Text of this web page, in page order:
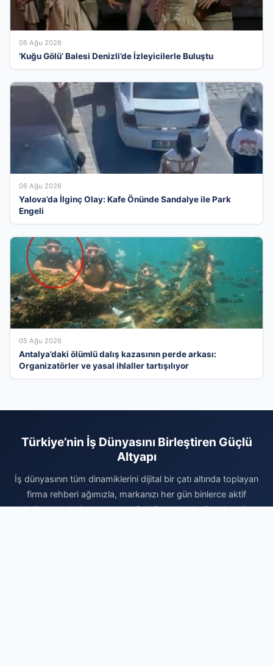
06 Ağu 2026
‘Kuğu Gölü’ Balesi Denizli’de İzleyicilerle Buluştu
06 Ağu 2026
Yalova’da İlginç Olay: Kafe Önünde Sandalye ile Park
Engeli
05 Ağu 2026
Antalya’daki ölümlü dalış kazasının perde arkası:
Organizatörler ve yasal ihlaller tartışılıyor
Türkiye’nin İş Dünyasını Birleştiren Güçlü
Altyapı
İş dünyasının tüm dinamiklerini dijital bir çatı altında toplayan
firma rehberi ağımızla, markanızı her gün binlerce aktif
kullanıcıyla buluşturuyoruz. Sektörel olarak düzenlenmiş